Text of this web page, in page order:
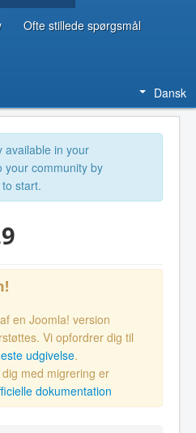
Ofte stillede spørgsmål
Dansk
available in your
your community by
to start.
en Joomla! version
Vi opfordrer dig til
udgivelse.
med migrering er
dokumentation